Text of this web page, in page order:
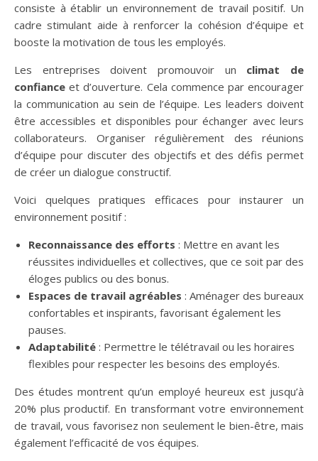
consiste à établir un environnement de travail positif. Un
cadre stimulant aide à renforcer la cohésion d’équipe et
booste la motivation de tous les employés.
Les entreprises doivent promouvoir un climat de
confiance et d’ouverture. Cela commence par encourager
la communication au sein de l’équipe. Les leaders doivent
être accessibles et disponibles pour échanger avec leurs
collaborateurs. Organiser régulièrement des réunions
d’équipe pour discuter des objectifs et des défis permet
de créer un dialogue constructif.
Voici quelques pratiques efficaces pour instaurer un
environnement positif :
Reconnaissance des efforts : Mettre en avant les
réussites individuelles et collectives, que ce soit par des
éloges publics ou des bonus.
Espaces de travail agréables : Aménager des bureaux
confortables et inspirants, favorisant également les
pauses.
Adaptabilité : Permettre le télétravail ou les horaires
flexibles pour respecter les besoins des employés.
Des études montrent qu’un employé heureux est jusqu’à
20% plus productif. En transformant votre environnement
de travail, vous favorisez non seulement le bien-être, mais
également l’efficacité de vos équipes.